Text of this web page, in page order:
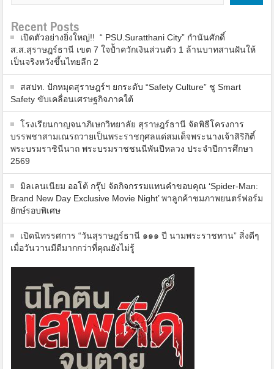
Recent Posts
เปิดตัวอย่างยิ่งใหญ่!! “ PSU.Suratthani City” กำนันศักดิ์
ส.ส.สุราษฎร์ธานี เขต 7 ใจป้ำควักเงินส่วนตัว 1 ล้านบาทสานฝันให้
เป็นจริงหวังขึ้นไทยลีก 2
สสปท. ปักหมุดสุราษฎร์ฯ ยกระดับ “Safety Culture” ชู Smart
Safety ขับเคลื่อนเศรษฐกิจภาคใต้
โรงเรียนกาญจนาภิเษกวิทยาลัย สุราษฎร์ธานี จัดพิธีโครงการ
บรรพชาสามเณรถวายเป็นพระราชกุศลแด่สมเด็จพระนางเจ้าสิริกิติ์
พระบรมราชินีนาถ พระบรมราชชนนีพันปีหลวง ประจำปีการศึกษา
2569
มิลเลนเนียม ออโต้ กรุ๊ป จัดกิจกรรมแทนคำขอบคุณ ‘Spider-Man:
Brand New Day Exclusive Movie Night’ พาลูกค้าชมภาพยนตร์ฟอร์ม
ยักษ์รอบพิเศษ
เปิดนิทรรศการ “วันสุราษฎร์ธานี ๑๑๑ ปี นามพระราชทาน” สิ่งดีๆ
เมื่อวันวานมีดีมากกว่าที่คุณยังไม่รู้